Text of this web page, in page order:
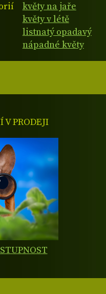
květy na jaře
květy v létě
listnatý opadavý
nápadné květy
PRODEJI